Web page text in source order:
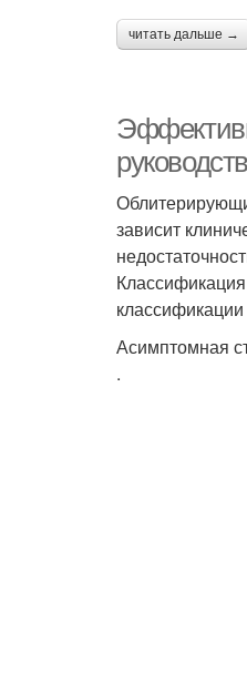
читать дальше →
зависит
Асимптомная
.